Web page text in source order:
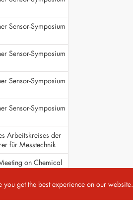
you get the best experience on our website.
Sensor-Symposium
Sensor-Symposium
Sensor-Symposium
Sensor-Symposium
Arbeitskreises der
für Messtechnik
on Chemical
- EuNetAir